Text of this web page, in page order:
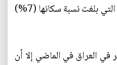
المدينة، وانتشار العشوائيات التي بلغت نسبة سكانها (7%)
في العراق في الماضي إلا أن